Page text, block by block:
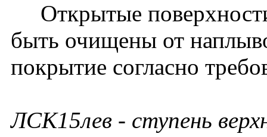
Открытые
быть очищены от
покрытие согласно
ЛСК15лев - ступень